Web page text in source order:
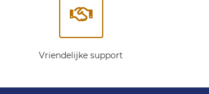
Vriendelijke support